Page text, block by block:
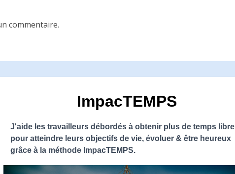
commentaire.
ImpacTEMPS
J'aide les travailleurs débordés à obtenir plus de temps libre
pour atteindre leurs objectifs de vie, évoluer & être heureux
grâce à la méthode ImpacTEMPS.